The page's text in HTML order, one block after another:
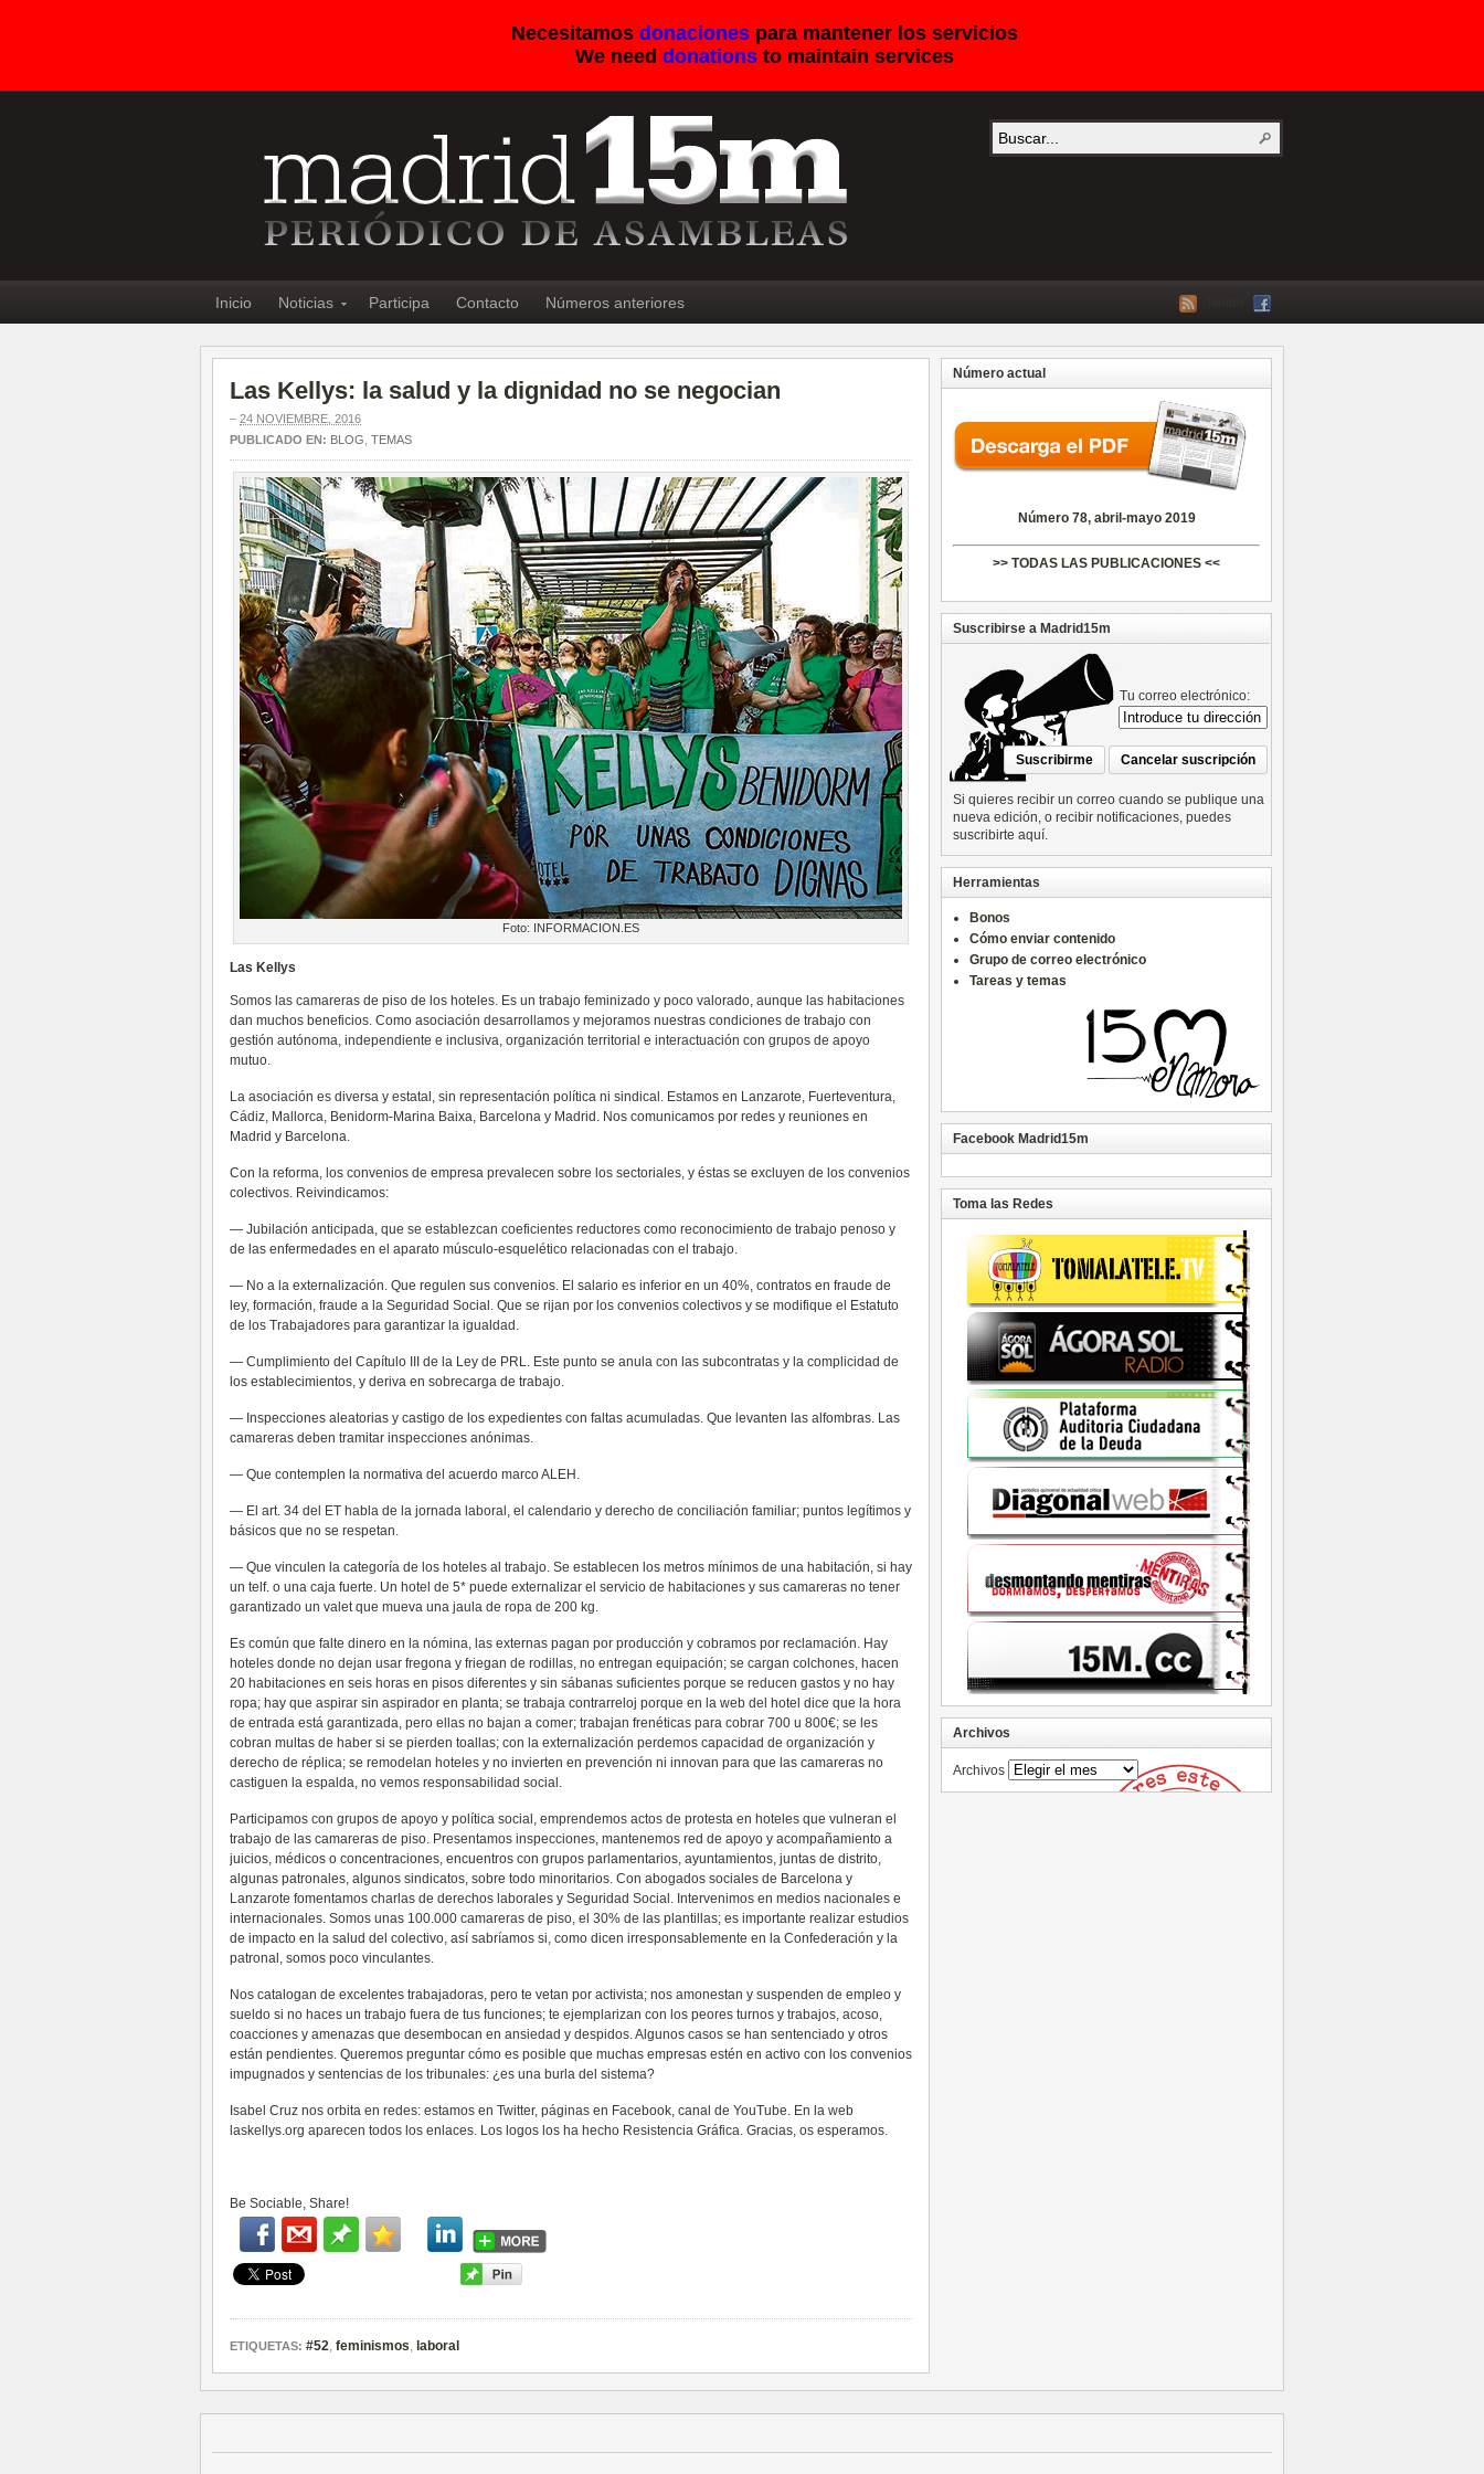
Necesitamos donacionespara mantener los servicios
We need donationsto maintain services
Inicio Noticias Participa Contacto Números anteriores
Las Kellys: la salud y la dignidad no se negocian
– 24 NOVIEMBRE, 2016
PUBLICADO EN: BLOG TEMAS
Foto: INFORMACION.ES
Las Kellys
Somos las camareras de piso de los hoteles. Es un trabajo feminizado y poco valorado, aunque las habitaciones
dan muchos beneficios. Como asociación desarrollamos y mejoramos nuestras condiciones de trabajo con
gestión autónoma, independiente e inclusiva, organización territorial e interactuación con grupos de apoyo
mutuo.
La asociación es diversa y estatal, sin representación política ni sindical. Estamos en Lanzarote, Fuerteventura,
Cádiz, Mallorca, Benidorm-Marina Baixa, Barcelona y Madrid. Nos comunicamos por redes y reuniones en
Madrid y Barcelona.
Con la reforma, los convenios de empresa prevalecen sobre los sectoriales, y éstas se excluyen de los convenios
colectivos. Reivindicamos:
— Jubilación anticipada, que se establezcan coeficientes reductores como reconocimiento de trabajo penoso y
de las enfermedades en el aparato músculo-esquelético relacionadas con el trabajo.
— No a la externalización. Que regulen sus convenios. El salario es inferior en un 40%, contratos en fraude de
ley, formación, fraude a la Seguridad Social. Que se rijan por los convenios colectivos y se modifique el Estatuto
de los Trabajadores para garantizar la igualdad.
— Cumplimiento del Capítulo III de la Ley de PRL. Este punto se anula con las subcontratas y la complicidad de
los establecimientos, y deriva en sobrecarga de trabajo.
— Inspecciones aleatorias y castigo de los expedientes con faltas acumuladas. Que levanten las alfombras. Las
camareras deben tramitar inspecciones anónimas.
— Que contemplen la normativa del acuerdo marco ALEH.
— El art. 34 del ET habla de la jornada laboral, el calendario y derecho de conciliación familiar; puntos legítimos y
básicos que no se respetan.
— Que vinculen la categoría de los hoteles al trabajo. Se establecen los metros mínimos de una habitación, si hay
un telf. o una caja fuerte. Un hotel de 5* puede externalizar el servicio de habitaciones y sus camareras no tener
garantizado un valet que mueva una jaula de ropa de 200 kg.
Es común que falte dinero en la nómina, las externas pagan por producción y cobramos por reclamación. Hay
hoteles donde no dejan usar fregona y friegan de rodillas, no entregan equipación; se cargan colchones, hacen
20 habitaciones en seis horas en pisos diferentes y sin sábanas suficientes porque se reducen gastos y no hay
ropa; hay que aspirar sin aspirador en planta; se trabaja contrarreloj porque en la web del hotel dice que la hora
de entrada está garantizada, pero ellas no bajan a comer; trabajan frenéticas para cobrar 700 u 800€; se les
cobran multas de haber si se pierden toallas; con la externalización perdemos capacidad de organización y
derecho de réplica; se remodelan hoteles y no invierten en prevención ni innovan para que las camareras no
castiguen la espalda, no vemos responsabilidad social.
Participamos con grupos de apoyo y política social, emprendemos actos de protesta en hoteles que vulneran el
trabajo de las camareras de piso. Presentamos inspecciones, mantenemos red de apoyo y acompañamiento a
juicios, médicos o concentraciones, encuentros con grupos parlamentarios, ayuntamientos, juntas de distrito,
algunas patronales, algunos sindicatos, sobre todo minoritarios. Con abogados sociales de Barcelona y
Lanzarote fomentamos charlas de derechos laborales y Seguridad Social. Intervenimos en medios nacionales e
internacionales. Somos unas 100.000 camareras de piso, el 30% de las plantillas; es importante realizar estudios
de impacto en la salud del colectivo, así sabríamos si, como dicen irresponsablemente en la Confederación y la
patronal, somos poco vinculantes.
Nos catalogan de excelentes trabajadoras, pero te vetan por activista; nos amonestan y suspenden de empleo y
sueldo si no haces un trabajo fuera de tus funciones; te ejemplarizan con los peores turnos y trabajos, acoso,
coacciones y amenazas que desembocan en ansiedad y despidos. Algunos casos se han sentenciado y otros
están pendientes. Queremos preguntar cómo es posible que muchas empresas estén en activo con los convenios
impugnados y sentencias de los tribunales: ¿es una burla del sistema?
Isabel Cruz nos orbita en redes: estamos en Twitter, páginas en Facebook, canal de YouTube. En la web
laskellys.org aparecen todos los enlaces. Los logos los ha hecho Resistencia Gráfica. Gracias, os esperamos.
Be Sociable, Share!
ETIQUETAS: #52, feminismos, laboral
Número actual
Número 78, abril-mayo 2019
>> TODAS LAS PUBLICACIONES <<
Suscribirse a Madrid15m
Tu correo electrónico:
Si quieres recibir un correo cuando se publique una
nueva edición, o recibir notificaciones, puedes
suscribirte aquí.
Herramientas
Bonos
Cómo enviar contenido
Grupo de correo electrónico
Tareas y temas
Facebook Madrid15m
Toma las Redes
Archivos
Archivos